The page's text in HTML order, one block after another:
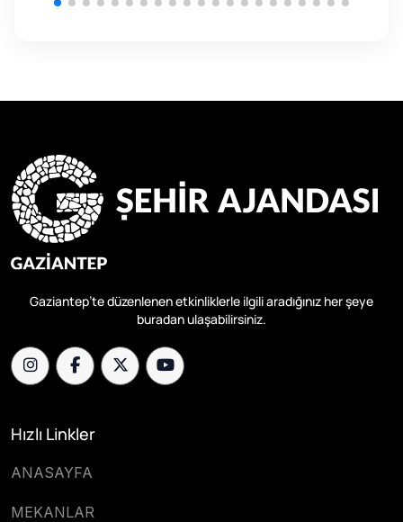
Gaziantep’te düzenlenen etkinliklerle ilgili aradığınız her şeye
buradan ulaşabilirsiniz.
Hızlı Linkler
ANASAYFA
MEKANLAR